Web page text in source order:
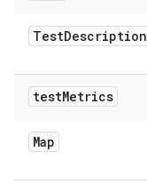
TestDescription
testMetrics
Map